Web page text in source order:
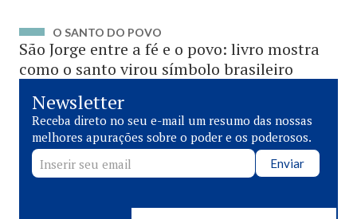
O SANTO DO POVO
São Jorge entre a fé e o povo: livro mostra
como o santo virou símbolo brasileiro
Newsletter
Receba direto no seu e-mail um resumo das nossas
melhores apurações sobre o poder e os poderosos.
Enviar